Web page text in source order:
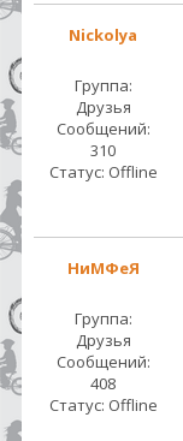
Nickolya
Группа:
Друзья
Сообщений:
310
Статус: Offline
НиМФеЯ
Группа:
Друзья
Сообщений:
408
Статус: Offline